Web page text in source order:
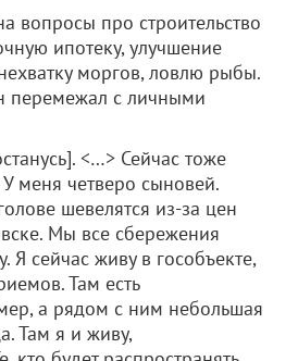
вопросы про строительство
ипотеку, улучшение
моргов, ловлю рыбы.
перемежал с личными
<…> Сейчас тоже
меня четверо сыновей.
шевелятся из-за цен
Мы все сбережения
Я сейчас живу в гособъекте,
Там есть
а рядом с ним небольшая
Там я и живу,